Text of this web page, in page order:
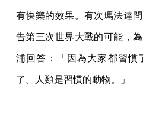
有快樂的效果。有次瑪法達
告第三次世界大戰的可能，
浦回答：「因為大家都習慣
了。人類是習慣的動物。」